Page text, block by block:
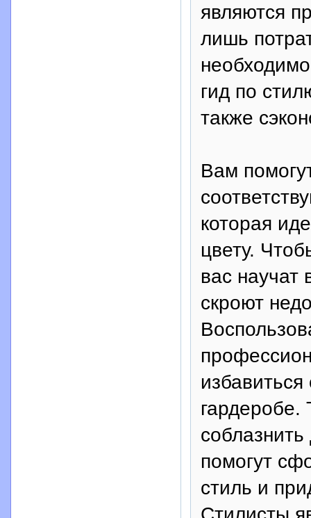
являются
лишь
гид по
также
Вам
которая
цвету.
вас научат
скроют
гардеробе.
помогут
стиль и